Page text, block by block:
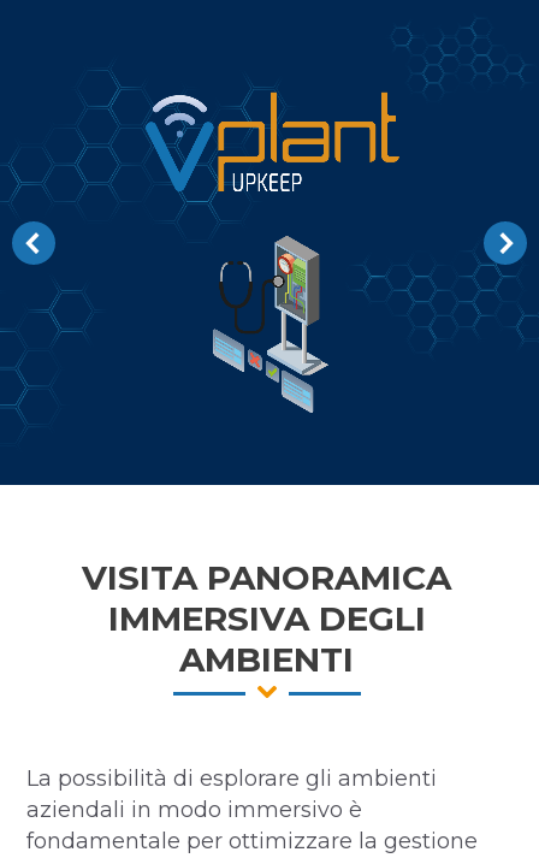
VISITA PANORAMICA
IMMERSIVA DEGLI
AMBIENTI
La possibilità di esplorare gli ambienti
aziendali in modo immersivo è
fondamentale per ottimizzare la gestione